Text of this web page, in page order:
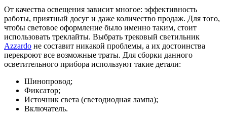
От качества освещения зависит многое: эффективность
работы, приятный досуг и даже количество продаж. Для того,
чтобы световое оформление было именно таким, стоит
использовать треклайты. Выбрать трековый светильник
Azzardo не составит никакой проблемы, а их достоинства
перекроют все возможные траты. Для сборки данного
осветительного прибора используют такие детали:
Шинопровод;
Фиксатор;
Источник света (светодиодная лампа);
Включатель.